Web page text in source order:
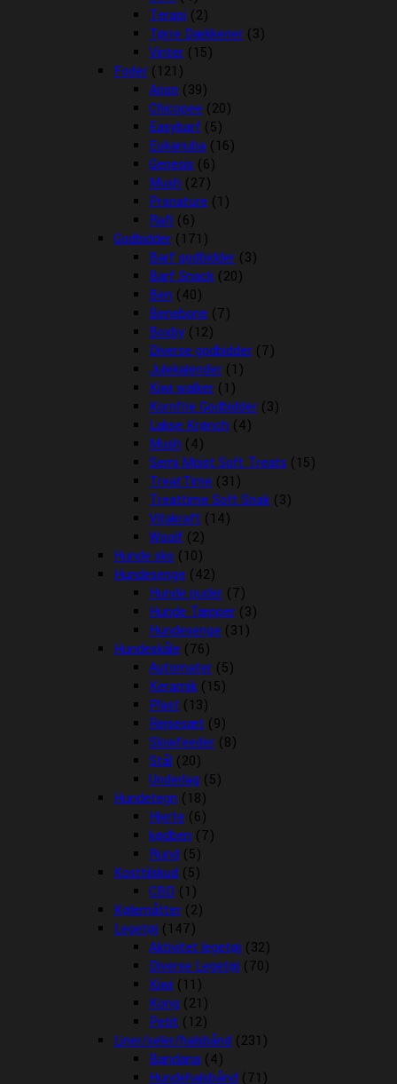
Terapi (2)
Tørre Dækkener (3)
Vinter (15)
Foder (121)
Arion (39)
Chicopee (20)
Easybarf (5)
Eukanuba (16)
Genesis (6)
Mush (27)
Pronature (1)
Rafi (6)
Godbidder (171)
Barf godbidder (3)
Barf Snack (20)
Ben (40)
Benebone (7)
Boxby (12)
Diverse godbidder (7)
Julekalender (1)
Kiwi walker (1)
Kornfrie Godbidder (3)
Lakse Krønch (4)
Mush (4)
Semi Moist Soft Treats (15)
TreatTime (31)
Treattime Soft Snak (3)
Vitakraft (14)
Woolf (2)
Hunde sko (10)
Hundesenge (42)
Hunde puder (7)
Hunde Tæpper (3)
Hundesenge (31)
Hundeskåle (76)
Automater (5)
Keramik (15)
Plast (13)
Rejsesæt (9)
Slowfeeder (8)
Stål (20)
Underlag (5)
Hundetegn (18)
Hjerte (6)
kødben (7)
Rund (5)
Kosttilskud (5)
CBD (1)
Kølemåtter (2)
Legetøj (147)
Aktivitet legetøj (32)
Diverse Legetøj (70)
Kiwi (11)
Kong (21)
Petit (12)
Liner/seler/halsbånd (231)
Bandana (4)
Hundehalsbånd (71)